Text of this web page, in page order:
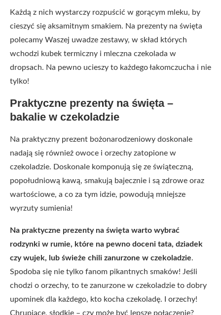
Każdą z nich wystarczy rozpuścić w gorącym mleku, by
cieszyć się aksamitnym smakiem. Na prezenty na święta
polecamy Waszej uwadze zestawy, w skład których
wchodzi kubek termiczny i mleczna czekolada w
dropsach. Na pewno ucieszy to każdego łakomczucha i nie
tylko!
Praktyczne prezenty na święta –
bakalie w czekoladzie
Na praktyczny prezent bożonarodzeniowy doskonale
nadają się również owoce i orzechy zatopione w
czekoladzie. Doskonale komponują się ze świąteczną,
popołudniową kawą, smakują bajecznie i są zdrowe oraz
wartościowe, a co za tym idzie, powodują mniejsze
wyrzuty sumienia!
Na praktyczne prezenty na święta warto wybrać
rodzynki w rumie, które na pewno doceni tata, dziadek
czy wujek, lub świeże chili zanurzone w czekoladzie.
Spodoba się nie tylko fanom pikantnych smaków! Jeśli
chodzi o orzechy, to te zanurzone w czekoladzie to dobry
upominek dla każdego, kto kocha czekoladę. I orzechy!
Chrupiące, słodkie – czy może być lepsze połączenie?